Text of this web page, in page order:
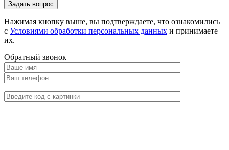
Нажимая кнопку выше, вы подтверждаете, что ознакомились
с Условиями обработки персональных данных и принимаете
их.
Обратный звонок